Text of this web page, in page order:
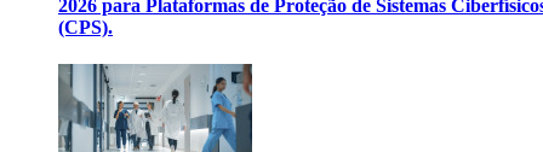
2026 para Plataformas de Proteção de Sistemas
(CPS).